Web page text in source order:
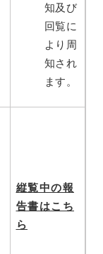
知及び
回覧に
より周
知され
ます。
縦覧中の報
告書はこち
ら